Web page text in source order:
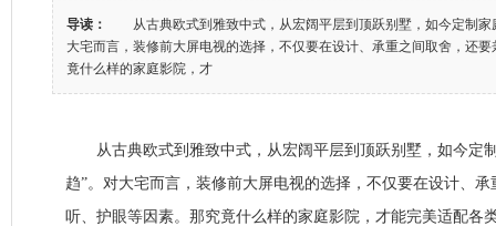
导读：
从古典欧式到雅致中式，从宏阔平层到顶跃别墅，如今定制家
大宅而言，装修前大屏电视的选择，不仅要在设计、承重之间取舍，还
竟什么样的家庭影院，才
从古典欧式到雅致中式，从宏阔平层到顶跃别墅，如今定
趋”。对大宅而言，装修前大屏电视的选择，不仅要在设计、
听、护眼等因素。那究竟什么样的家庭影院，才能完美适配各